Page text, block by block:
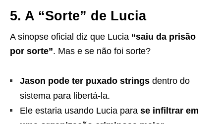
5. A “Sorte” de Lucia
A sinopse oficial diz que Lucia “saiu da prisão
por sorte”. Mas e se não foi sorte?
Jason pode ter puxado strings dentro do
sistema para libertá-la.
Ele estaria usando Lucia para se infiltrar em